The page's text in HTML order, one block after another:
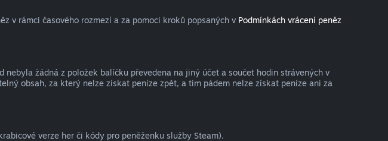
v rámci časového rozmezí a za pomoci kroků popsaných v Podmínkách vrácení peněz
žádná z položek balíčku převedena na jiný účet a součet hodin strávených v
obsah, za který nelze získat peníze zpět, a tím pádem nelze získat peníze ani za
verze her či kódy pro peněženku služby Steam).